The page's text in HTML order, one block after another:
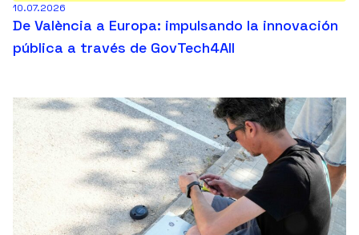
10.07.2026
De València a Europa: impulsando la innovación
pública a través de GovTech4All